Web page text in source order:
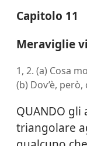
Capitolo 11
Meraviglie
1, 2. (a) Cosa
(b) Dov’è,
QUANDO
triangolare